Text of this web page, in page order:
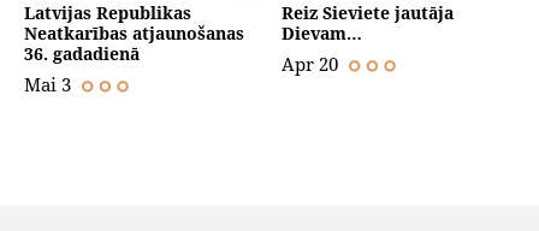
Latvijas Republikas
Neatkarības atjaunošanas
36. gadadienā
Mai 3
Reiz Sieviete jautāja
Dievam…
Apr 20